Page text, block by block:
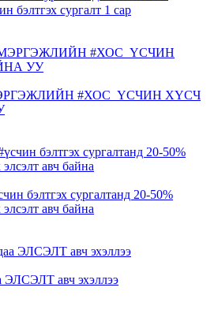
бэлтгэх сургалт 1 сар
#ХОС_ҮСЧИН ХҮСЧ
бэлтгэх сургалтанд 20-50%
авч байна
ЭЛСЭЛТ авч эхэллээ